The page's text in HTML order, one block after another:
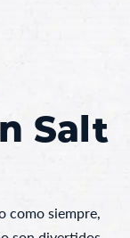
Salt
como siempre,